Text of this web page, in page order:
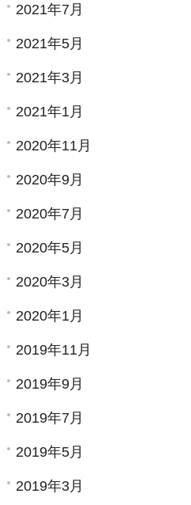
2021年7月
2021年5月
2021年3月
2021年1月
2020年11月
2020年9月
2020年7月
2020年5月
2020年3月
2020年1月
2019年11月
2019年9月
2019年7月
2019年5月
2019年3月